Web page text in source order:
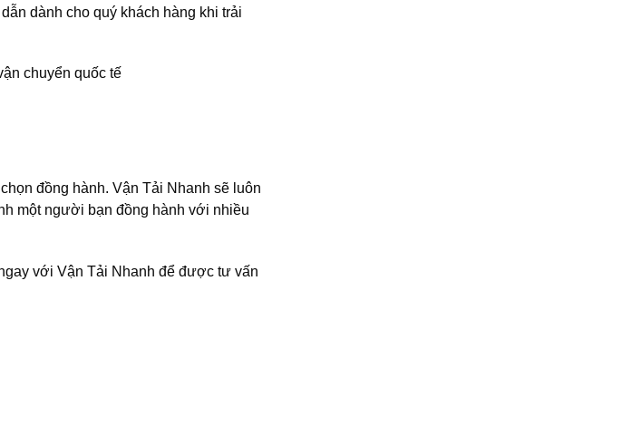
dành cho quý khách hàng khi trải
chuyển quốc tế
đồng hành. Vận Tải Nhanh sẽ luôn
một người bạn đồng hành với nhiều
với Vận Tải Nhanh để được tư vấn